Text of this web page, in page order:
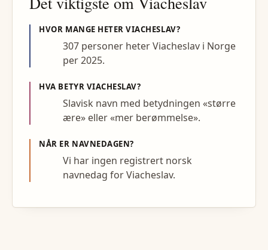
HVOR MANGE HETERVIACHESLAV?
307 personer heter Viacheslav i Norge
per 2025.
HVA BETYR VIACHESLAV?
Slavisk navn med betydningen «større
ære» eller «mer berømmelse».
NÅR ER NAVNEDAGEN?
Vi har ingen registrert norsk
navnedag for Viacheslav.